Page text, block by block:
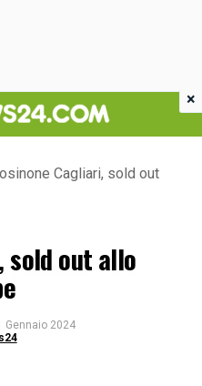
Cagliari, sold out
sold out allo
Gennaio 2024
×